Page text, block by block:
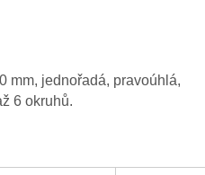
mm, jednořadá, pravoúhlá,
6 okruhů.